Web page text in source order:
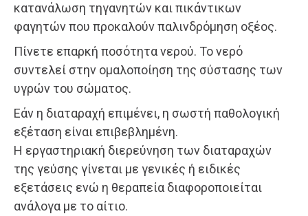
κατανάλωση τηγανητών και πικάντικων
φαγητών που προκαλούν παλινδρόμηση οξέος.
Πίνετε επαρκή ποσότητα νερού. Το νερό
συντελεί στην ομαλοποίηση της σύστασης των
υγρών του σώματος.
Εάν η διαταραχή επιμένει, η σωστή παθολογική
εξέταση είναι επιβεβλημένη.
Η εργαστηριακή διερεύνηση των διαταραχών
της γεύσης γίνεται με γενικές ή ειδικές
εξετάσεις ενώ η θεραπεία διαφοροποιείται
ανάλογα με το αίτιο.